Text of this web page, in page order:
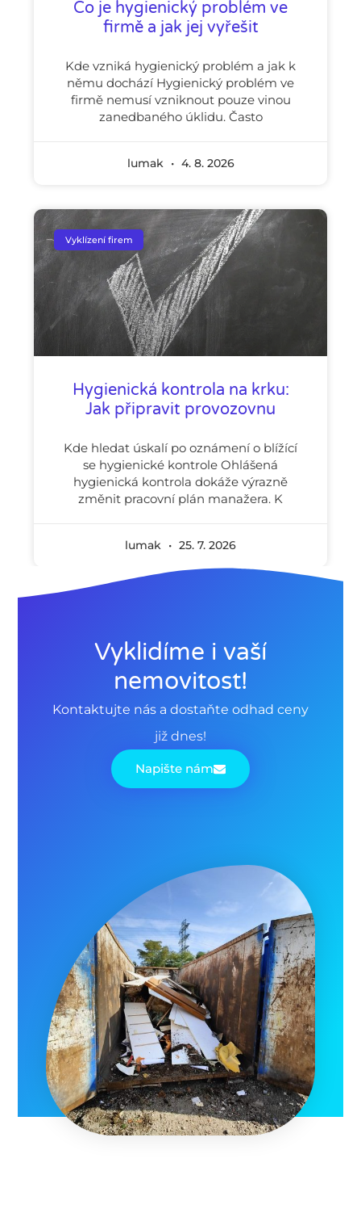
Co je hygienický problém ve
firmě a jak jej vyřešit
Kde vzniká hygienický problém a jak k
němu dochází Hygienický problém ve
firmě nemusí vzniknout pouze vinou
zanedbaného úklidu. Často
lumak 4. 8. 2026
Vyklízení firem
Hygienická kontrola na krku:
Jak připravit provozovnu
Kde hledat úskalí po oznámení o blížící
se hygienické kontrole Ohlášená
hygienická kontrola dokáže výrazně
změnit pracovní plán manažera. K
lumak 25. 7. 2026
Vyklidíme i vaší
nemovitost!
Kontaktujte nás a dostaňte odhad ceny
již dnes!
Napište nám